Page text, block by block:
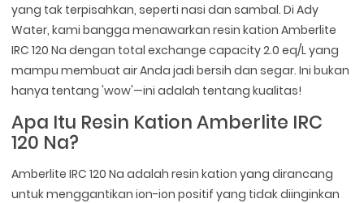
yang tak terpisahkan, seperti nasi dan sambal. Di Ady
Water, kami bangga menawarkan resin kation Amberlite
IRC 120 Na dengan total exchange capacity 2.0 eq/L yang
mampu membuat air Anda jadi bersih dan segar. Ini bukan
hanya tentang 'wow'—ini adalah tentang kualitas!
Apa Itu Resin Kation Amberlite IRC
120 Na?
Amberlite IRC 120 Na adalah resin kation yang dirancang
untuk menggantikan ion-ion positif yang tidak diinginkan